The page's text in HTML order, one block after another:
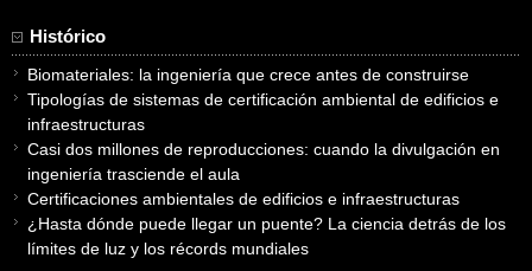
Histórico
Biomateriales: la ingeniería que crece antes de construirse
Tipologías de sistemas de certificación ambiental de edificios e
infraestructuras
Casi dos millones de reproducciones: cuando la divulgación en
ingeniería trasciende el aula
Certificaciones ambientales de edificios e infraestructuras
¿Hasta dónde puede llegar un puente? La ciencia detrás de los
límites de luz y los récords mundiales